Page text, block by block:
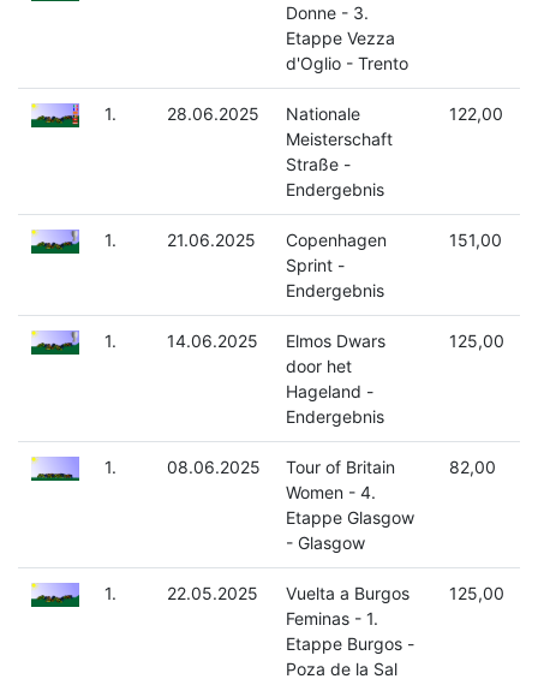
Donne - 3.
Etappe Vezza
d'Oglio - Trento
1. 28.06.2025
Nationale
Meisterschaft
Straße -
Endergebnis
122,00
1. 21.06.2025
Copenhagen
Sprint -
Endergebnis
151,00
1. 14.06.2025
Elmos Dwars
door het
Hageland -
Endergebnis
125,00
1. 08.06.2025
Tour of Britain
Women - 4.
Etappe Glasgow
- Glasgow
82,00
1. 22.05.2025
Vuelta a Burgos
Feminas - 1.
Etappe Burgos -
Poza de la Sal
125,00